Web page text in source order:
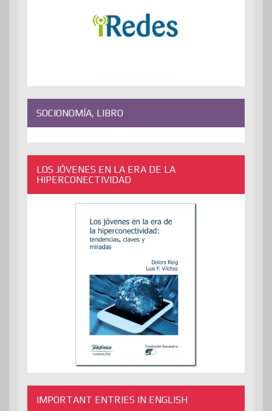
SOCIONOMÍA, LIBRO
LOS JÓVENES EN LA ERA DE LA
HIPERCONECTIVIDAD
IMPORTANT ENTRIES IN ENGLISH